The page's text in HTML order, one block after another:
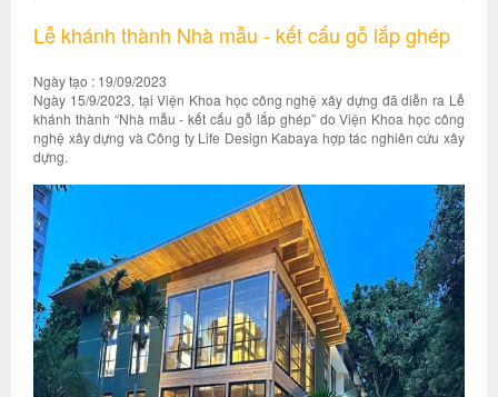
Lễ khánh thành Nhà mẫu - kết cấu gỗ lắp ghép
Ngày tạo : 19/09/2023
Ngày 15/9/2023, tại Viện Khoa học công nghệ xây dựng đã diễn ra Lễ
khánh thành “Nhà mẫu - kết cấu gỗ lắp ghép” do Viện Khoa học công
nghệ xây dựng và Công ty Life Design Kabaya hợp tác nghiên cứu xây
dựng.